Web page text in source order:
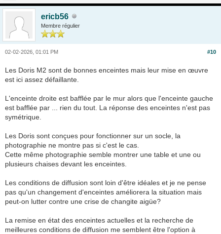
ericb56
Membre régulier
#10
02-02-2026, 01:01 PM
Les Doris M2 sont de bonnes enceintes mais leur mise en œuvre
est ici assez défaillante.
L'enceinte droite est bafflée par le mur alors que l'enceinte gauche
est bafflée par ... rien du tout. La réponse des enceintes n'est pas
symétrique.
Les Doris sont conçues pour fonctionner sur un socle, la
photographie ne montre pas si c'est le cas.
Cette même photographie semble montrer une table et une ou
plusieurs chaises devant les enceintes.
Les conditions de diffusion sont loin d'être idéales et je ne pense
pas qu'un changement d'enceintes améliorera la situation mais
peut-on lutter contre une crise de changite aigüe?
La remise en état des enceintes actuelles et la recherche de
meilleures conditions de diffusion me semblent être l'option à